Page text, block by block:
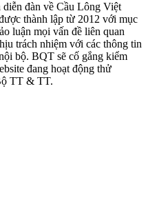
đàn về Cầu Lông Việt
thành lập từ 2012 với mục
luận mọi vấn đề liên quan
trách nhiệm với các thông tin
bộ. BQT sẽ cố gắng kiểm
đang hoạt động thử
TT & TT.